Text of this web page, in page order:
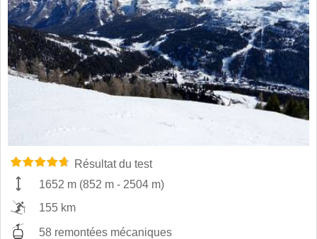
Résultat du test
1652 m (852 m - 2504 m)
155 km
58 remontées mécaniques